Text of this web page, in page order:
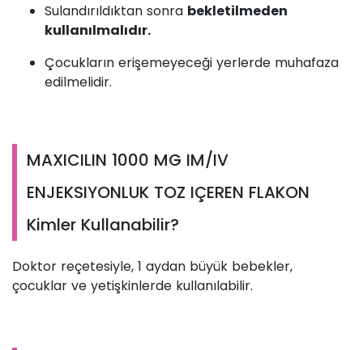
Sulandırıldıktan sonra bekletilmeden
kullanılmalıdır.
Çocukların erişemeyeceği yerlerde muhafaza
edilmelidir.
MAXICILIN 1000 MG IM/IV
ENJEKSIYONLUK TOZ IÇEREN FLAKON
Kimler Kullanabilir?
Doktor reçetesiyle, 1 aydan büyük bebekler,
çocuklar ve yetişkinlerde kullanılabilir.